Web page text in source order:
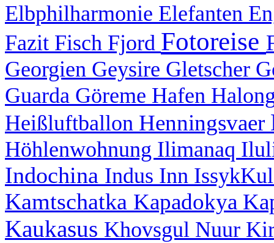
Elbphilharmonie Elefanten
Fazit Fisch Fjord Fotoreise
Georgien Geysire Gletscher
Guarda Göreme Hafen
Heißluftballon Henningsvaer
Höhlenwohnung Ilimanaq
Indochina Indus Inn
Kamtschatka Kapadokya
Kaukasus Khovsgul Nuur